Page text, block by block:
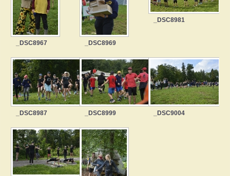
_DSC8967 _DSC8969
_DSC8981
_DSC8987 _DSC8999 _DSC9004